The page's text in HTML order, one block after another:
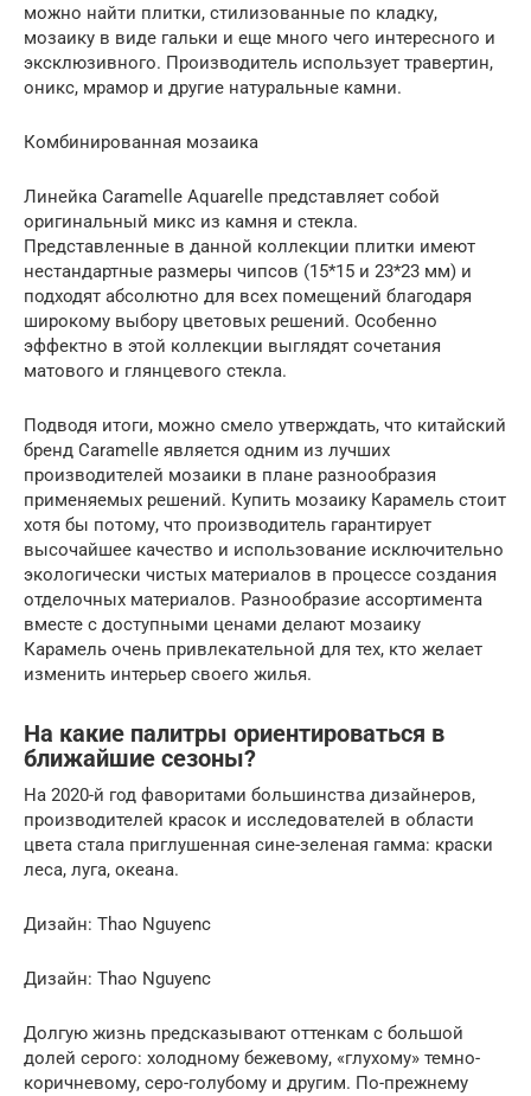
можно найти плитки, стилизованные по кладку,
мозаику в виде гальки и еще много чего интересного и
эксклюзивного. Производитель использует травертин,
оникс, мрамор и другие натуральные камни.
Комбинированная мозаика
Линейка Caramelle Aquarelle представляет собой
оригинальный микс из камня и стекла.
Представленные в данной коллекции плитки имеют
нестандартные размеры чипсов (15*15 и 23*23 мм) и
подходят абсолютно для всех помещений благодаря
широкому выбору цветовых решений. Особенно
эффектно в этой коллекции выглядят сочетания
матового и глянцевого стекла.
Подводя итоги, можно смело утверждать, что китайский
бренд Caramelle является одним из лучших
производителей мозаики в плане разнообразия
применяемых решений. Купить мозаику Карамель стоит
хотя бы потому, что производитель гарантирует
высочайшее качество и использование исключительно
экологически чистых материалов в процессе создания
отделочных материалов. Разнообразие ассортимента
вместе с доступными ценами делают мозаику
Карамель очень привлекательной для тех, кто желает
изменить интерьер своего жилья.
На какие палитры ориентироваться в
ближайшие сезоны?
На 2020-й год фаворитами большинства дизайнеров,
производителей красок и исследователей в области
цвета стала приглушенная сине-зеленая гамма: краски
леса, луга, океана.
Дизайн: Thao Nguyenc
Дизайн: Thao Nguyenc
Долгую жизнь предсказывают оттенкам с большой
долей серого: холодному бежевому, «глухому» темно-
коричневому, серо-голубому и другим. По-прежнему